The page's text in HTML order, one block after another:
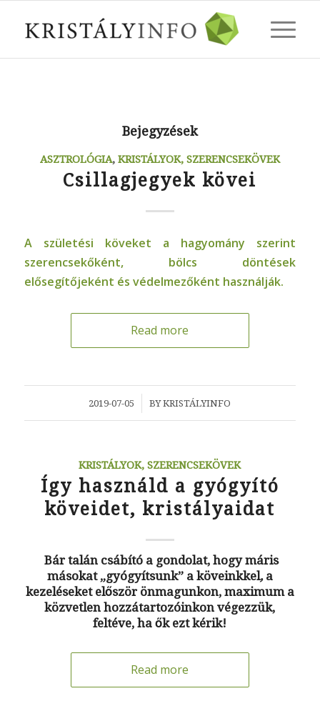
Bejegyzések
ASZTROLÓGIA, KRISTÁLYOK, SZERENCSEKÖVEK
Csillagjegyek kövei
A születési köveket a hagyomány szerint
szerencsekőként, bölcs döntések
elősegítőjeként és védelmezőként használják.
Read more
2019-07-05
/ BYKRISTÁLYINFO
KRISTÁLYOK, SZERENCSEKÖVEK
Így használd a gyógyító
köveidet, kristályaidat
Bár talán csábító a gondolat, hogy máris
másokat „gyógyítsunk” a köveinkkel, a
kezeléseket először önmagunkon, maximum a
közvetlen hozzátartozóinkon végezzük,
feltéve, ha ők ezt kérik!
Read more